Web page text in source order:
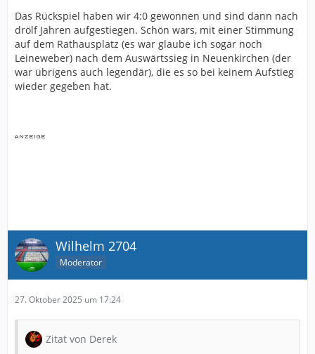
Das Rückspiel haben wir 4:0 gewonnen und sind dann nach
drölf Jahren aufgestiegen. Schön wars, mit einer Stimmung
auf dem Rathausplatz (es war glaube ich sogar noch
Leineweber) nach dem Auswärtssieg in Neuenkirchen (der
war übrigens auch legendär), die es so bei keinem Aufstieg
wieder gegeben hat.
Wilhelm 2704
Moderator
27. Oktober 2025 um 17:24
Zitat von Derek